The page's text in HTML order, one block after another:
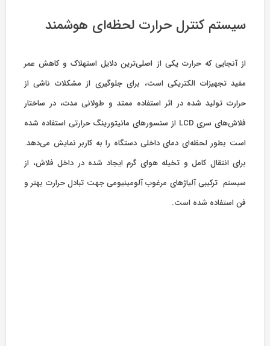
سیستم کنترل حرارت لحظه‌ای هوشمند
از آنجایی که حرارت یکی از اصلی‌ترین دلایل استهلاک و کاهش عمر
مفید تجهیزات الکتریکی است، برای جلوگیری از مشکلات ناشی از
حرارت تولید شده در اثر استفاده ممتد و طولانی مدت، در ساختار
فلاش‌های سری LCD از سنسورهای مانیتورینگ حرارتی استفاده شده
است بطور لحظه‌ای دمای داخلی دستگاه را به کاربر نمایش می‌دهد.
برای انتقال کامل و تخیله هوای گرم ایجاد شده در داخل فلاش، از
سیستم ترکیبی آلیاژهای مرغوب آلومینیومی جهت تبادل حرارت بهتر و
فن استفاده شده است.